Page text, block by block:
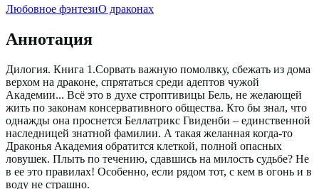
Любовное фэнтезиО драконах
Аннотация
Дилогия. Книга 1.Сорвать важную помолвку, сбежать из дома
верхом на драконе, спрятаться среди адептов чужой
Академии... Всё это в духе строптивицы Бель, не желающей
жить по законам консервативного общества. Кто бы знал, что
однажды она проснется Беллатрикс Гвиденби – единственной
наследницей знатной фамилии. А такая желанная когда-то
Драконья Академия обратится клеткой, полной опасных
ловушек. Плыть по течению, сдавшись на милость судьбе? Не
в ее это правилах! Особенно, если рядом тот, с кем в огонь и в
воду не страшно.